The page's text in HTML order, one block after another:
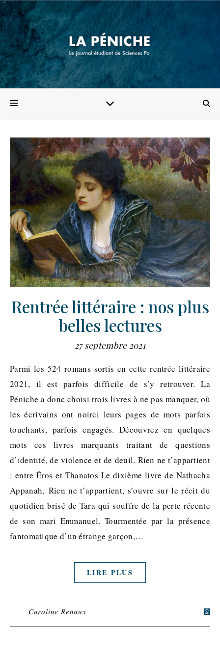
Rentrée littéraire : nos plus
belles lectures
27 septembre 2021
Parmi les 524 romans sortis en cette rentrée littéraire
2021, il est parfois difficile de s’y retrouver. La
Péniche a donc choisi trois livres à ne pas manquer, où
les écrivains ont noirci leurs pages de mots parfois
touchants, parfois engagés. Découvrez en quelques
mots ces livres marquants traitant de questions
d’identité, de violence et de deuil. Rien ne t’appartient
: entre Éros et Thanatos Le dixième livre de Nathacha
Appanah, Rien ne t’appartient, s’ouvre sur le récit du
quotidien brisé de Tara qui souffre de la perte récente
de son mari Emmanuel. Tourmentée par la présence
fantomatique d’un étrange garçon,…
LIRE PLUS
Caroline Renaux